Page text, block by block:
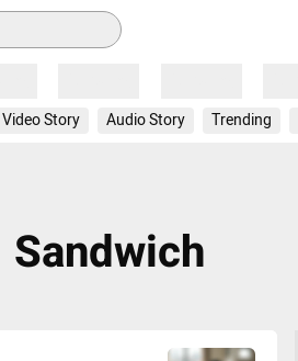
Video Story Audio Story Trending
Sandwich